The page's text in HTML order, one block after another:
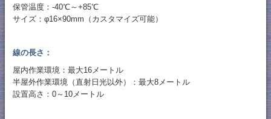
保管温度：-40℃～+85℃
サイズ：φ16×90mm（カスタマイズ可能）
線の長さ：
屋内作業環境：最大16メートル
半屋外作業環境（直射日光以外）：最大8メートル
設置高さ：0～10メートル